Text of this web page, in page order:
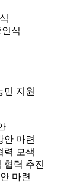
식
민 지원
안 마련
력 모색
협력 추진
마련